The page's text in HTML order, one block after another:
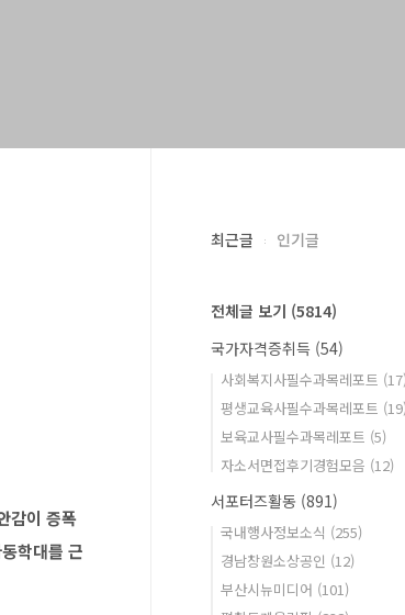
감이 증폭
학대를 근
최근글 인기글
전체글 보기 (5814)
국가자격증취득 (54)
사회복지사필수과목레포트 (17)
평생교육사필수과목레포트 (19)
보육교사필수과목레포트 (5)
자소서면접후기경험모음 (12)
서포터즈활동 (891)
국내행사정보소식 (255)
경남창원소상공인 (12)
부산시뉴미디어 (101)